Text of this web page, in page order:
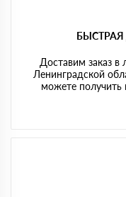
Доставим заказ в
Ленинградской
можете получить